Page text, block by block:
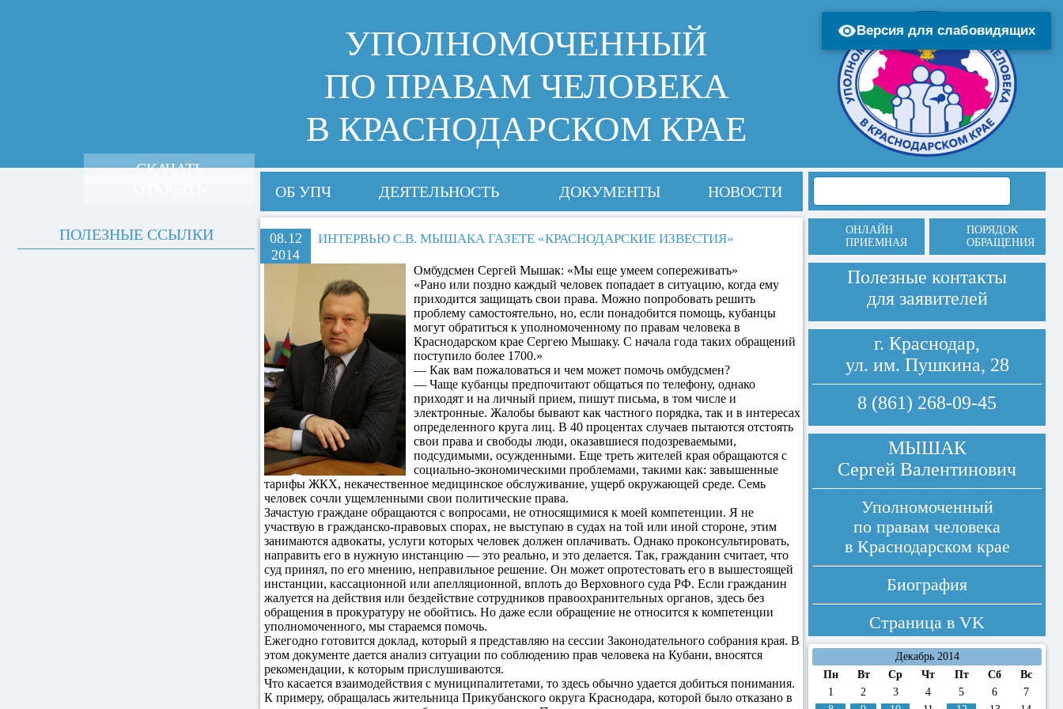
УПОЛНОМОЧЕННЫЙ
ПО ПРАВАМ ЧЕЛОВЕКА
В КРАСНОДАРСКОМ КРАЕ
ОБ УПЧ ДЕЯТЕЛЬНОСТЬ ДОКУМЕНТЫ НОВОСТИ
08.12
2014
ИНТЕРВЬЮ С.В. МЫШАКА ГАЗЕТЕ «КРАСНОДАРСКИЕ ИЗВЕСТИЯ»
Омбудсмен Сергей Мышак: «Мы еще умеем сопереживать»
«Рано или поздно каждый человек попадает в ситуацию, когда ему
приходится защищать свои права. Можно попробовать решить
проблему самостоятельно, но, если понадобится помощь, кубанцы
могут обратиться к уполномоченному по правам человека в
Краснодарском крае Сергею Мышаку. С начала года таких обращений
поступило более 1700.»
— Как вам пожаловаться и чем может помочь омбудсмен?
— Чаще кубанцы предпочитают общаться по телефону, однако
приходят и на личный прием, пишут письма, в том числе и
электронные. Жалобы бывают как частного порядка, так и в интересах
определенного круга лиц. В 40 процентах случаев пытаются отстоять
свои права и свободы люди, оказавшиеся подозреваемыми,
подсудимыми, осужденными. Еще треть жителей края обращаются с
социально-экономическими проблемами, такими как: завышенные
тарифы ЖКХ, некачественное медицинское обслуживание, ущерб окружающей среде. Семь
человек сочли ущемленными свои политические права.
Зачастую граждане обращаются с вопросами, не относящимися к моей компетенции. Я не
участвую в гражданско-правовых спорах, не выступаю в судах на той или иной стороне, этим
занимаются адвокаты, услуги которых человек должен оплачивать. Однако проконсультировать,
направить его в нужную инстанцию — это реально, и это делается. Так, гражданин считает, что
суд принял, по его мнению, неправильное решение. Он может опротестовать его в вышестоящей
инстанции, кассационной или апелляционной, вплоть до Верховного суда РФ. Если гражданин
жалуется на действия или бездействие сотрудников правоохранительных органов, здесь без
обращения в прокуратуру не обойтись. Но даже если обращение не относится к компетенции
уполномоченного, мы стараемся помочь.
Ежегодно готовится доклад, который я представляю на сессии Законодательного собрания края. В
этом документе дается анализ ситуации по соблюдению прав человека на Кубани, вносятся
рекомендации, к которым прислушиваются.
Что касается взаимодействия с муниципалитетами, то здесь обычно удается добиться понимания.
К примеру, обращалась жительница Прикубанского округа Краснодара, которой было отказано в
СКАЧАТЬ
ПОЛЕЗНЫЕ ССЫЛКИ
ОНЛАЙН
ПРИЕМНАЯ
ПОРЯДОК
ОБРАЩЕНИЯ
Полезные контакты
для заявителей
г. Краснодар,
ул. им. Пушкина, 28
8 (861) 268-09-45
МЫШАК
Сергей Валентинович
Уполномоченный
по правам человека
в Краснодарском крае
Биография
Страница в VK
Декабрь 2014
Пн
Вт Ср Чт Пт Сб
Вс
1
2 3 4 5 6
7
Версия для слабовидящих